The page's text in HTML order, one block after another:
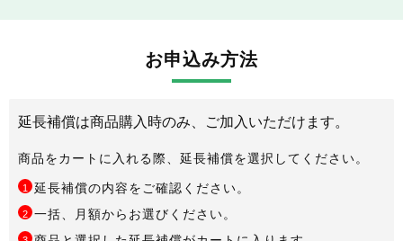
お申込み方法
延長補償は商品購入時のみ、ご加入いただけます。
商品をカートに入れる際、延長補償を選択してください。
1 延長補償の内容をご確認ください。
2 一括、月額からお選びください。